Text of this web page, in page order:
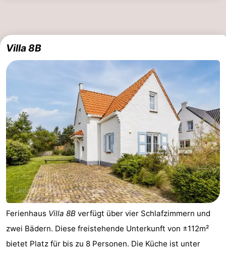
Villa 8B
Ferienhaus Villa 8B verfügt über vier Schlafzimmern und
zwei Bädern. Diese freistehende Unterkunft von ±112m²
bietet Platz für bis zu 8 Personen. Die Küche ist unter